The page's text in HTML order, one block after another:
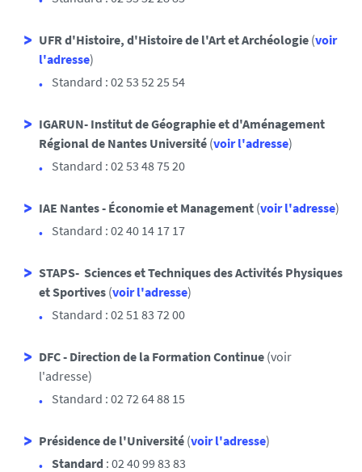
UFR d'Histoire, d'Histoire de l'Art et Archéologie (voir
l'adresse)
Standard : 02 53 52 25 54
IGARUN- Institut de Géographie et d'Aménagement
Régional de Nantes Université (voir l'adresse)
Standard : 02 53 48 75 20
IAE Nantes - Économie et Management (voir l'adresse)
Standard : 02 40 14 17 17
STAPS- Sciences et Techniques des Activités Physiques
et Sportives (voir l'adresse)
Standard : 02 51 83 72 00
DFC - Direction de la Formation Continue (voir
l'adresse)
Standard : 02 72 64 88 15
Présidence de l'Université (voir l'adresse)
Standard : 02 40 99 83 83